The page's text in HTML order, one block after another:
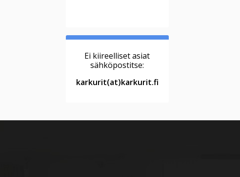
Ei kiireelliset asiat
sähköpostitse:
karkurit(at)karkurit.fi